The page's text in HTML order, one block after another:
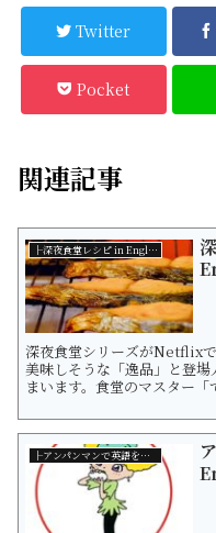
Twitter
Pocket
関連記事
├深夜食堂レシピ in English
深夜食堂シリーズがNetflix
美味しそうな「逸品」と登
まいます。食堂のマスター
マ。この美味しい「飯」を
夜食堂は Tokyo Storiesが
食堂５・5...
├アンパンマンで英語を学ぼう！